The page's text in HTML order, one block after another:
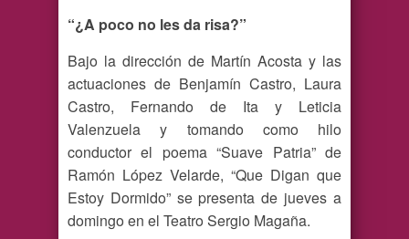
“¿A poco no les da risa?”
Bajo la dirección de Martín Acosta y las
actuaciones de Benjamín Castro, Laura
Castro, Fernando de Ita y Leticia
Valenzuela y tomando como hilo
conductor el poema “Suave Patria” de
Ramón López Velarde, “Que Digan que
Estoy Dormido” se presenta de jueves a
domingo en el Teatro Sergio Magaña.